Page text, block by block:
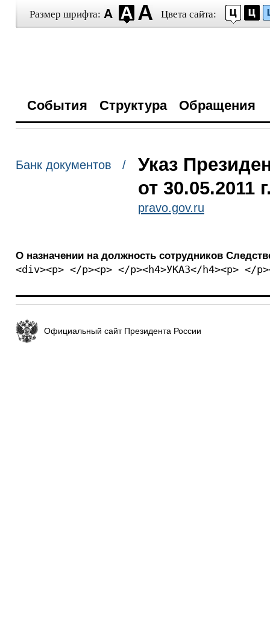
Размер шрифта: Цвета сайта:
События Структура Обращения
Банк документов /
Указ
от 30.05.2011
pravo.gov.ru
О назначении на должность сотрудников
<div><p> </p><p> </p><h4>УКАЗ</h4><p> </
Официальный сайт Президента России